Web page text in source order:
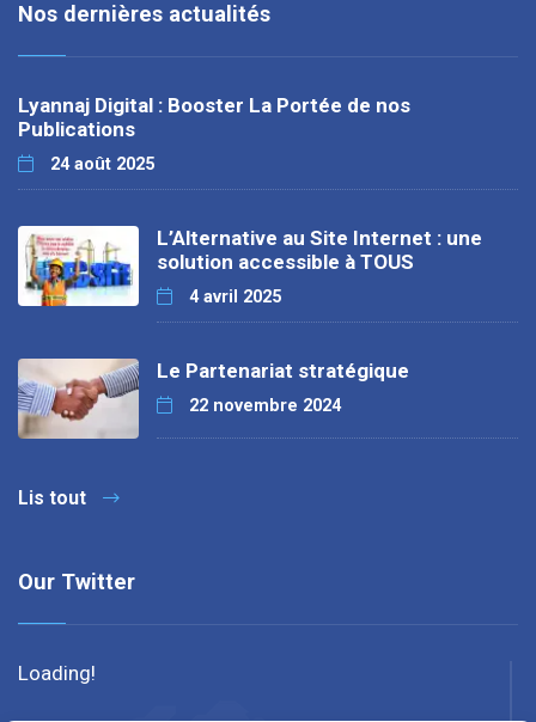
Nos dernières actualités
Lyannaj Digital : Booster La Portée de nos
Publications
24 août 2025
L’Alternative au Site Internet : une
solution accessible à TOUS
4 avril 2025
Le Partenariat stratégique
22 novembre 2024
Lis tout
Our Twitter
Loading!